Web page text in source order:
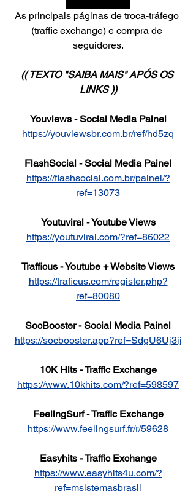
As principais páginas de troca-tráfego
(traffic exchange) e compra de
seguidores.
(( TEXTO "SAIBA MAIS" APÓS OS
LINKS ))
Youviews - Social Media Painel
https://youviewsbr.com.br/ref/hd5zq
FlashSocial - Social Media Painel
https://flashsocial.com.br/painel/?
ref=13073
Youtuviral - Youtube Views
https://youtuviral.com/?ref=86022
Trafficus - Youtube + Website Views
https://traficus.com/register.php?
ref=80080
SocBooster - Social Media Painel
https://socbooster.app?ref=SdgU6Uj3ij
10K Hits - Traffic Exchange
https://www.10khits.com/?ref=598597
FeelingSurf - Traffic Exchange
https://www.feelingsurf.fr/r/59628
Easyhits - Traffic Exchange
https://www.easyhits4u.com/?
ref=msistemasbrasil